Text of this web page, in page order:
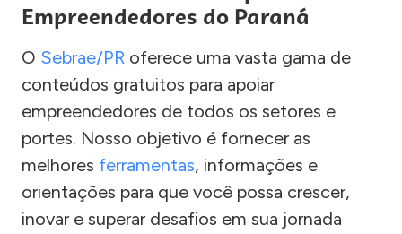
Empreendedores do Paraná
O Sebrae/PR oferece uma vasta gama de
conteúdos gratuitos para apoiar
empreendedores de todos os setores e
portes. Nosso objetivo é fornecer as
melhores ferramentas, informações e
orientações para que você possa crescer,
inovar e superar desafios em sua jornada